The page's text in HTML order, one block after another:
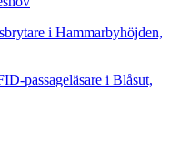
i Hammarbyhöjden,
passageläsare i Blåsut,